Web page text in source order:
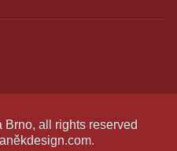
all rights reserved
.